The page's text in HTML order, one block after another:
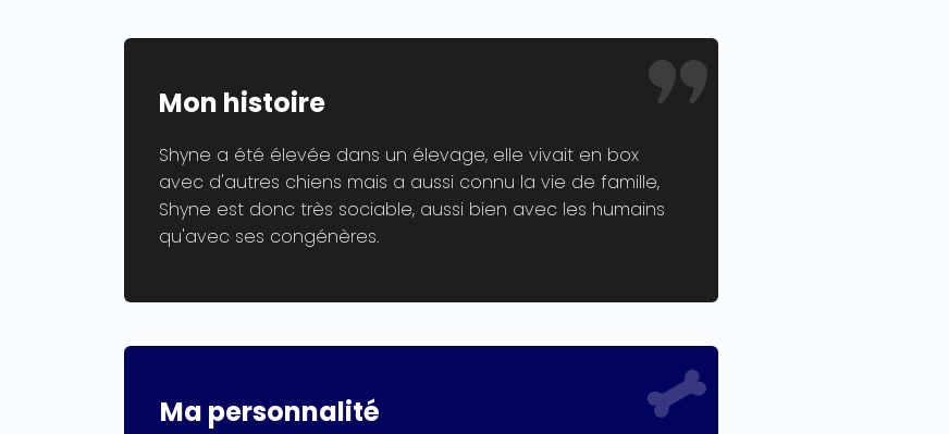
Mon histoire
Shyne a été élevée dans un élevage, elle vivait en box
avec d'autres chiens mais a aussi connu la vie de famille,
Shyne est donc très sociable, aussi bien avec les humains
qu'avec ses congénères.
Ma personnalité